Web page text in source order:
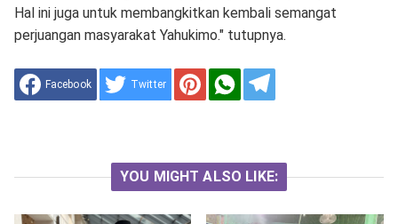
Hal ini juga untuk membangkitkan kembali semangat
perjuangan masyarakat Yahukimo." tutupnya.
Facebook Twitter
YOU MIGHT ALSO LIKE: